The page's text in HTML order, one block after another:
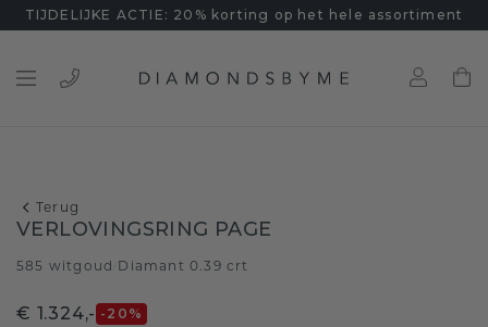
TIJDELIJKE ACTIE: 20% korting op het hele assortiment
Terug
VERLOVINGSRING PAGE
585 witgoud Diamant 0.39 crt
€ 1.324,- -20 %